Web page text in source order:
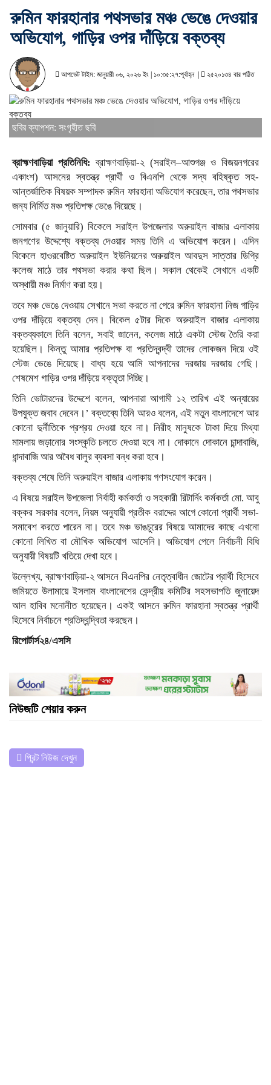
রুমিন ফারহানার পথসভার মঞ্চ ভেঙে দেওয়ার
অভিযোগ, গাড়ির ওপর দাঁড়িয়ে বক্তব্য
আপডেট টাইম: জানুয়ারী ০৬, ২০২৬ ইং | ১০:৩৫:২৭:পূর্বাহ্ন | ২৫২০১৩৪ বার পঠিত
ছবির ক্যাপশন: সংগৃহীত ছবি
ব্রাহ্মণবাড়িয়া প্রতিনিধি:ব্রাহ্মণবাড়িয়া-২ (সরাইল–আশুগঞ্জ ও বিজয়নগরের
একাংশ) আসনের স্বতন্ত্র প্রার্থী ও বিএনপি থেকে সদ্য বহিষ্কৃত সহ-
আন্তর্জাতিক বিষয়ক সম্পাদক রুমিন ফারহানা অভিযোগ করেছেন, তার পথসভার
জন্য নির্মিত মঞ্চ প্রতিপক্ষ ভেঙে দিয়েছে।
সোমবার (৫ জানুয়ারি) বিকেলে সরাইল উপজেলার অরুয়াইল বাজার এলাকায়
জনগণের উদ্দেশ্যে বক্তব্য দেওয়ার সময় তিনি এ অভিযোগ করেন। এদিন
বিকেলে হাওরবেষ্টিত অরুয়াইল ইউনিয়নের অরুয়াইল আবদুস সাত্তার ডিগ্রি
কলেজ মাঠে তার পথসভা করার কথা ছিল। সকাল থেকেই সেখানে একটি
অস্থায়ী মঞ্চ নির্মাণ করা হয়।
তবে মঞ্চ ভেঙে দেওয়ায় সেখানে সভা করতে না পেরে রুমিন ফারহানা নিজ গাড়ির
ওপর দাঁড়িয়ে বক্তব্য দেন। বিকেল ৫টার দিকে অরুয়াইল বাজার এলাকায়
বক্তব্যকালে তিনি বলেন, সবাই জানেন, কলেজ মাঠে একটা স্টেজ তৈরি করা
হয়েছিল। কিন্তু আমার প্রতিপক্ষ বা প্রতিদ্বন্দ্বী তাদের লোকজন দিয়ে ওই
স্টেজ ভেঙে দিয়েছে। বাধ্য হয়ে আমি আপনাদের দরজায় দরজায় গেছি।
শেষমেশ গাড়ির ওপর দাঁড়িয়ে বক্তৃতা দিচ্ছি।
তিনি ভোটারদের উদ্দেশে বলেন, আপনারা আগামী ১২ তারিখ এই অন্যায়ের
উপযুক্ত জবাব দেবেন।’ বক্তব্যে তিনি আরও বলেন, এই নতুন বাংলাদেশে আর
কোনো দুর্নীতিকে প্রশ্রয় দেওয়া হবে না। নিরীহ মানুষকে টাকা দিয়ে মিথ্যা
মামলায় জড়ানোর সংস্কৃতি চলতে দেওয়া হবে না। দোকানে দোকানে চান্দাবাজি,
ধান্দাবাজি আর অবৈধ বালুর ব্যবসা বন্ধ করা হবে।
বক্তব্য শেষে তিনি অরুয়াইল বাজার এলাকায় গণসংযোগ করেন।
এ বিষয়ে সরাইল উপজেলা নির্বাহী কর্মকর্তা ও সহকারী রিটার্নিং কর্মকর্তা মো. আবু
বক্কর সরকার বলেন, নিয়ম অনুযায়ী প্রতীক বরাদ্দের আগে কোনো প্রার্থী সভা-
সমাবেশ করতে পারেন না। তবে মঞ্চ ভাঙচুরের বিষয়ে আমাদের কাছে এখনো
কোনো লিখিত বা মৌখিক অভিযোগ আসেনি। অভিযোগ পেলে নির্বাচনী বিধি
অনুযায়ী বিষয়টি খতিয়ে দেখা হবে।
উল্লেখ্য, ব্রাহ্মণবাড়িয়া-২ আসনে বিএনপির নেতৃত্বাধীন জোটের প্রার্থী হিসেবে
জমিয়তে উলামায়ে ইসলাম বাংলাদেশের কেন্দ্রীয় কমিটির সহসভাপতি জুনায়েদ
আল হাবিব মনোনীত হয়েছেন। একই আসনে রুমিন ফারহানা স্বতন্ত্র প্রার্থী
হিসেবে নির্বাচনে প্রতিদ্বন্দ্বিতা করছেন।
রিপোর্টার্স২৪/এসসি
নিউজটি শেয়ার করুন
প্রিন্ট নিউজ দেখুন